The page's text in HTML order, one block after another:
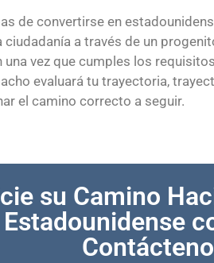
de convertirse en
ciudadanía a través de un
una vez que cumples los
evaluará tu trayectoria,
el camino correcto a seguir.
su Camino
Estadounidense